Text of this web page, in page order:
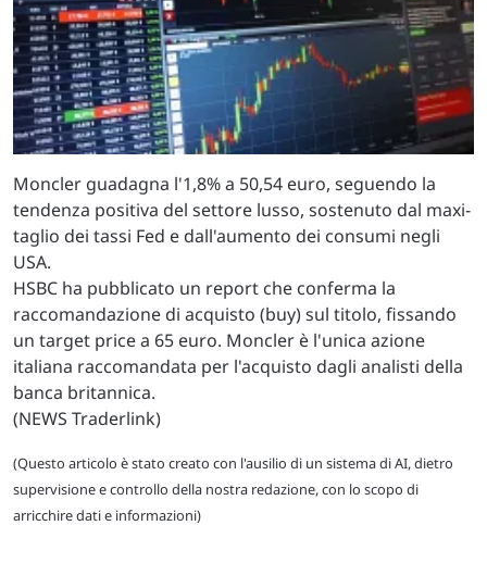
Moncler guadagna l'1,8% a 50,54 euro, seguendo la
tendenza positiva del settore lusso, sostenuto dal maxi-
taglio dei tassi Fed e dall'aumento dei consumi negli
USA.
HSBC ha pubblicato un report che conferma la
raccomandazione di acquisto (buy) sul titolo, fissando
un target price a 65 euro. Moncler è l'unica azione
italiana raccomandata per l'acquisto dagli analisti della
banca britannica.
(NEWS Traderlink)
(Questo articolo è stato creato con l'ausilio di un sistema di AI, dietro
supervisione e controllo della nostra redazione, con lo scopo di
arricchire dati e informazioni)